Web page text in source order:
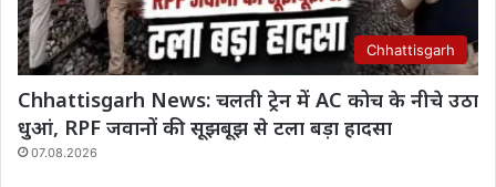
Chhattisgarh
Chhattisgarh News: चलती ट्रेन में AC कोच के नीचे उठा
धुआं, RPF जवानों की सूझबूझ से टला बड़ा हादसा
07.08.2026